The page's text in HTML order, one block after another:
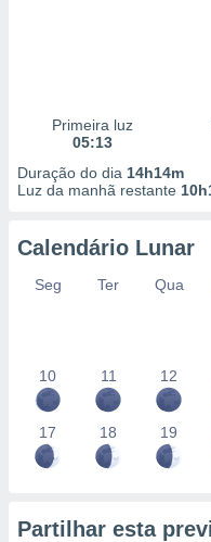
Primeira luz
05:13
Duração do dia 14h14m
Luz da manhã restante
Calendário Lunar
Seg Ter Qua
10 11 12
17 18 19
Partilhar esta